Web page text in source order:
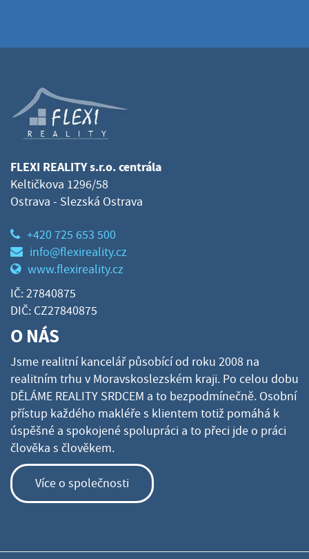
FLEXI REALITY s.r.o. centrála
Keltičkova 1296/58
Ostrava - Slezská Ostrava
+420 725 653 500
info@flexireality.cz
www.flexireality.cz
IČ: 27840875
DIČ: CZ27840875
O NÁS
Jsme realitní kancelář působící od roku 2008 na
realitním trhu v Moravskoslezském kraji. Po celou dobu
DĚLÁME REALITY SRDCEM a to bezpodmínečně. Osobní
přístup každého makléře s klientem totiž pomáhá k
úspěšné a spokojené spolupráci a to přeci jde o práci
člověka s člověkem.
Více o společnosti